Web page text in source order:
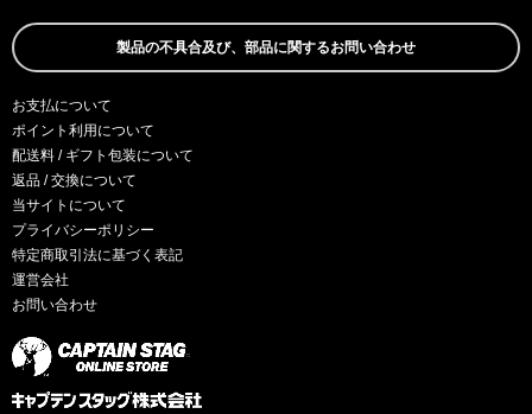
製品の不具合及び、部品に関するお問い合わせ
お支払について
ポイント利用について
配送料 / ギフト包装について
返品 / 交換について
当サイトについて
プライバシーポリシー
特定商取引法に基づく表記
運営会社
お問い合わせ